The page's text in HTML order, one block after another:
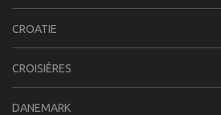
CROATIE
CROISIÈRES
DANEMARK